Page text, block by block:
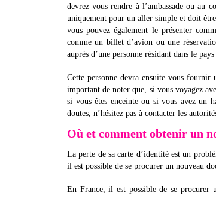
devrez vous rendre à l’ambassade ou au
uniquement pour un aller simple et doit
vous pouvez également le présenter
comme un billet d’avion ou une
auprès d’une personne résidant dans le
Cette personne devra ensuite vous
important de noter que, si vous voyagez
si vous êtes enceinte ou si vous avez un
doutes, n’hésitez pas à contacter les
Où et comment obtenir un
La perte de sa carte d’identité est un
il est possible de se procurer un nouveau
En France, il est possible de se procurer